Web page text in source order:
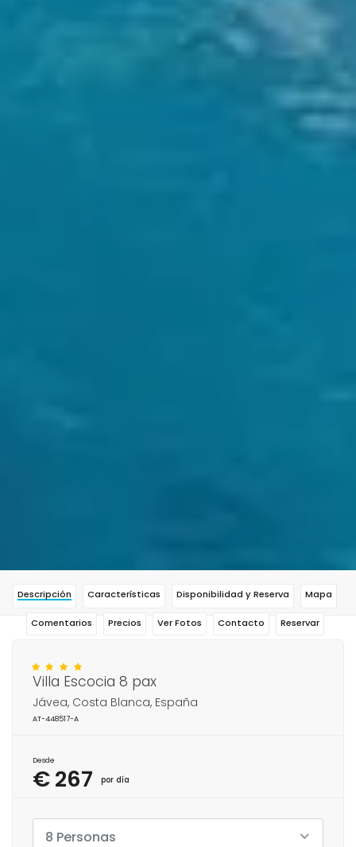
Descripción Características Disponibilidad y Reserva Mapa
Comentarios Precios Ver Fotos Contacto Reservar
Villa Escocia 8 pax
Jávea, Costa Blanca, España
AT-448517-A
Desde
€ 267 por día
8 Personas